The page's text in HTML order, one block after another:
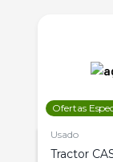
Ofertas
Usado
Tractor